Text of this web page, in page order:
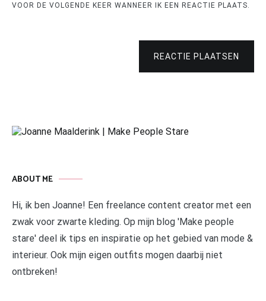
VOOR DE VOLGENDE KEER WANNEER IK EEN REACTIE PLAATS.
REACTIE PLAATSEN
ABOUT ME
Hi, ik ben Joanne! Een freelance content creator met een
zwak voor zwarte kleding. Op mijn blog 'Make people
stare' deel ik tips en inspiratie op het gebied van mode &
interieur. Ook mijn eigen outfits mogen daarbij niet
ontbreken!